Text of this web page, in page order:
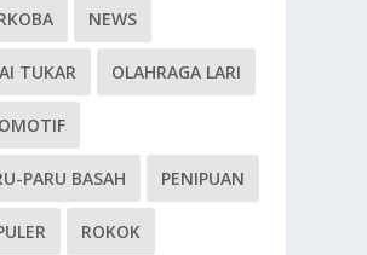
NEWS
TUKAR OLAHRAGA LARI
PARU BASAH PENIPUAN
ROKOK